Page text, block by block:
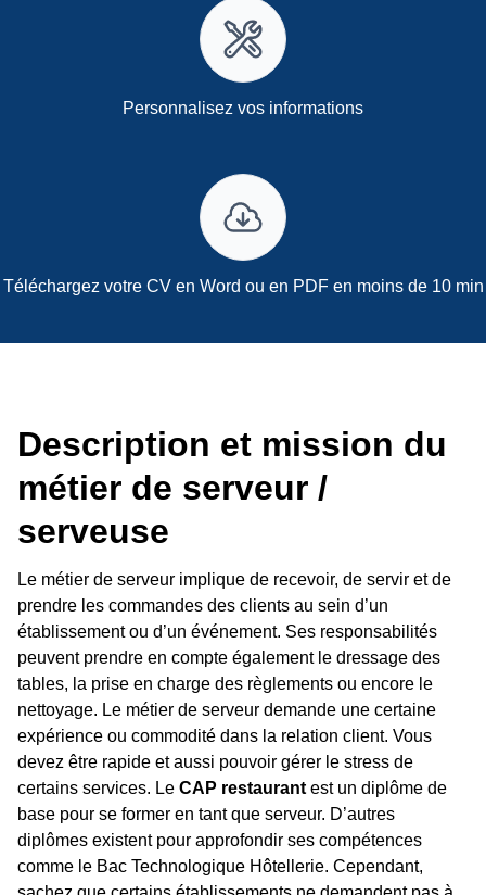
Personnalisez vos informations
Téléchargez votre CV en Word ou en PDF en moins de 10 min
Description et mission du
métier de serveur /
serveuse
Le métier de serveur implique de recevoir, de servir et de
prendre les commandes des clients au sein d’un
établissement ou d’un événement. Ses responsabilités
peuvent prendre en compte également le dressage des
tables, la prise en charge des règlements ou encore le
nettoyage. Le métier de serveur demande une certaine
expérience ou commodité dans la relation client. Vous
devez être rapide et aussi pouvoir gérer le stress de
certains services. Le CAP restaurant est un diplôme de
base pour se former en tant que serveur. D’autres
diplômes existent pour approfondir ses compétences
comme le Bac Technologique Hôtellerie. Cependant,